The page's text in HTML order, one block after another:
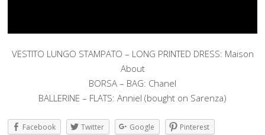
VESTITO LUNGO STAMPATO – LONG PRINTED DRESS: Maison
About
BORSA – BAG: Chanel
BALLERINE – FLATS: Anniel (bought on Sarenza)
Facebook Twitter Google
Pinterest